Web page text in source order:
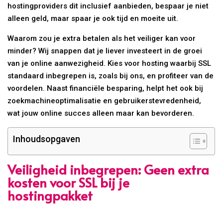
hostingproviders dit inclusief aanbieden, bespaar je niet
alleen geld, maar spaar je ook tijd en moeite uit.
Waarom zou je extra betalen als het veiliger kan voor
minder? Wij snappen dat je liever investeert in de groei
van je online aanwezigheid. Kies voor hosting waarbij SSL
standaard inbegrepen is, zoals bij ons, en profiteer van de
voordelen. Naast financiële besparing, helpt het ook bij
zoekmachineoptimalisatie en gebruikerstevredenheid,
wat jouw online succes alleen maar kan bevorderen.
Inhoudsopgaven
Veiligheid inbegrepen: Geen extra
kosten voor SSL bij je
hostingpakket